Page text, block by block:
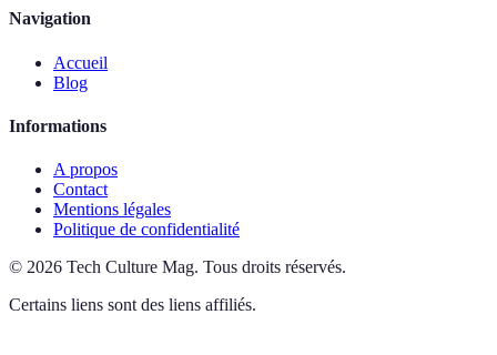
Navigation
Accueil
Blog
Informations
A propos
Contact
Mentions légales
Politique de confidentialité
© 2026 Tech Culture Mag. Tous droits réservés.
Certains liens sont des liens affiliés.